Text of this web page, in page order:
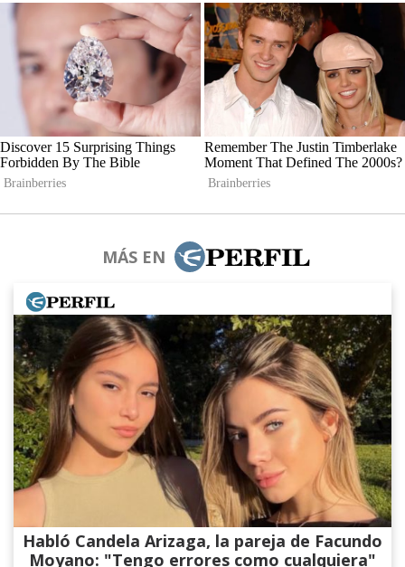
MÁS EN
Habló Candela Arizaga, la pareja de Facundo
Moyano: "Tengo errores como cualquiera"